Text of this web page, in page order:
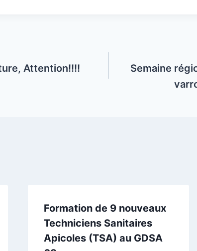
Attention!!!!
Semaine
Formation de 9 nouveaux
Techniciens Sanitaires
Apicoles (TSA) au GDSA